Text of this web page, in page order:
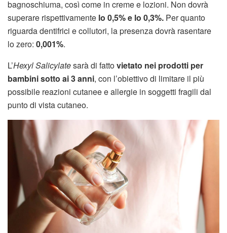
bagnoschiuma, così come in creme e lozioni. Non dovrà
superare rispettivamente lo 0,5% e lo 0,3%. Per quanto
riguarda dentifrici e collutori, la presenza dovrà rasentare
lo zero: 0,001%.
L’Hexyl Salicylatesarà di fattovietato nei prodotti per
bambini sotto ai 3 anni, con l’obiettivo di limitare il più
possibile reazioni cutanee e allergie in soggetti fragili dal
punto di vista cutaneo.